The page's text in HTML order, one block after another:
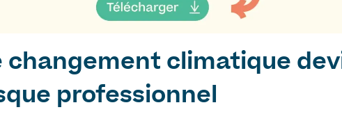
changement climatique
professionnel